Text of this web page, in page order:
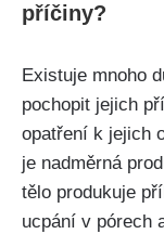
⁤příčiny?
Existuje mnoho
pochopit jejich
⁢opatření k⁣ jejich
je nadměrná
tělo⁤ produkuje
ucpání v pórech